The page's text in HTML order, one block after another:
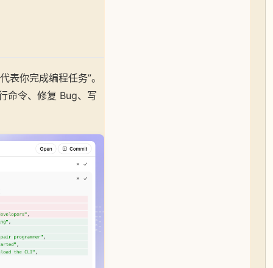
你完成编程任务”。
命令、修复 Bug、写